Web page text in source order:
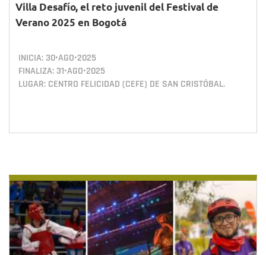
Villa Desafío, el reto juvenil del Festival de
Verano 2025 en Bogotá
INICIA: 30•AGO•2025
FINALIZA: 31•AGO•2025
LUGAR: CENTRO FELICIDAD (CEFE) DE SAN CRISTÓBAL.